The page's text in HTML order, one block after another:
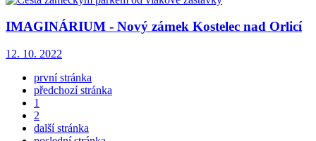
IMAGINÁRIUM - Nový zámek Kostelec nad Orlicí
12. 10. 2022
první stránka
předchozí stránka
1
2
další stránka